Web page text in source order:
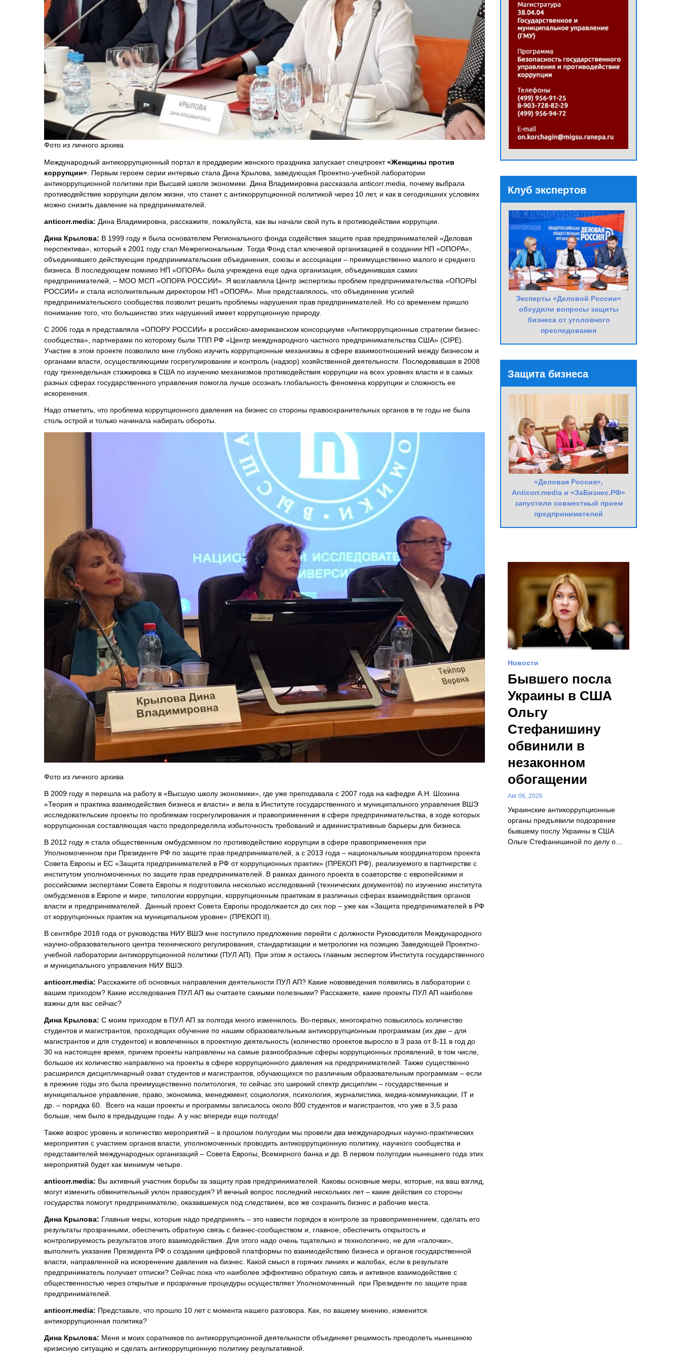
Фото из личного архива
Международный антикоррупционный портал в преддверии женского праздника запускает спецпроект«Женщины против
коррупции» . Первым героем серии интервью стала Дина Крылова, заведующая Проектно-учебной лаборатории
антикоррупционной политики при Высшей школе экономики. Дина Владимировна рассказала anticorr.media, почему выбрала
противодействие коррупции делом жизни, что станет с антикоррупционной политикой через 10 лет, и как в сегодняшних условиях
можно снизить давление на предпринимателей.
anticorr.media: Дина Владимировна, расскажите, пожалуйста, как вы начали свой путь в противодействии коррупции.
Дина Крылова: В 1999 году я была основателем Регионального фонда содействия защите прав предпринимателей «Деловая
перспектива», который к 2001 году стал Межрегиональным. Тогда Фонд стал ключевой организацией в создании НП «ОПОРА»,
объединившего действующие предпринимательские объединения, союзы и ассоциации – преимущественно малого и среднего
бизнеса. В последующем помимо НП «ОПОРА» была учреждена еще одна организация, объединившая самих
предпринимателей, – МОО МСП «ОПОРА РОССИИ». Я возглавляла Центр экспертизы проблем предпринимательства «ОПОРЫ
РОССИИ» и стала исполнительным директором НП «ОПОРА». Мне представлялось, что объединение усилий
предпринимательского сообщества позволит решить проблемы нарушения прав предпринимателей. Но со временем пришло
понимание того, что большинство этих нарушений имеет коррупционную природу.
С 2006 года я представляла «ОПОРУ РОССИИ» в российско-американском консорциуме «Антикоррупционные стратегии бизнес-
сообщества», партнерами по которому были ТПП РФ «Центр международного частного предпринимательства США» (CIPE).
Участие в этом проекте позволило мне глубоко изучить коррупционные механизмы в сфере взаимоотношений между бизнесом и
органами власти, осуществляющими госрегулирование и контроль (надзор) хозяйственной деятельности. Последовавшая в 2008
году трехнедельная стажировка в США по изучению механизмов противодействия коррупции на всех уровнях власти и в самых
разных сферах государственного управления помогла лучше осознать глобальность феномена коррупции и сложность ее
искоренения.
Надо отметить, что проблема коррупционного давления на бизнес со стороны правоохранительных органов в те годы не была
столь острой и только начинала набирать обороты.
Фото из личного архива
В 2009 году я перешла на работу в «Высшую школу экономики», где уже преподавала с 2007 года на кафедре А.Н. Шохина
«Теория и практика взаимодействия бизнеса и власти» и вела в Институте государственного и муниципального управления ВШЭ
исследовательские проекты по проблемам госрегулирования и правоприменения в сфере предпринимательства, в ходе которых
коррупционная составляющая часто предопределяла избыточность требований и административные барьеры для бизнеса.
В 2012 году я стала общественным омбудсменом по противодействию коррупции в сфере правоприменения при
Уполномоченном при Президенте РФ по защите прав предпринимателей, а с 2013 года – национальным координатором проекта
Совета Европы и ЕС «Защита предпринимателей в РФ от коррупционных практик» (ПРЕКОП РФ), реализуемого в партнерстве с
институтом уполномоченных по защите прав предпринимателей. В рамках данного проекта в соавторстве с европейскими и
российскими экспертами Совета Европы я подготовила несколько исследований (технических документов) по изучению института
омбудсменов в Европе и мире, типологии коррупции, коррупционным практикам в различных сферах взаимодействия органов
власти и предпринимателей. Данный проект Совета Европы продолжается до сих пор – уже как «Защита предпринимателей в РФ
от коррупционных практик на муниципальном уровне» (ПРЕКОП II).
В сентябре 2018 года от руководства НИУ ВШЭ мне поступило предложение перейти с должности Руководителя Международного
научно-образовательного центра технического регулирования, стандартизации и метрологии на позицию Заведующей Проектно-
учебной лаборатории антикоррупционной политики (ПУЛ АП). При этом я остаюсь главным экспертом Института государственного
и муниципального управления НИУ ВШЭ.
anticorr.media: Расскажите об основных направления деятельности ПУЛ АП? Какие нововведения появились в лаборатории с
вашим приходом? Какие исследования ПУЛ АП вы считаете самыми полезными? Расскажите, какие проекты ПУЛ АП наиболее
важны для вас сейчас?
Дина Крылова: С моим приходом в ПУЛ АП за полгода много изменилось. Во-первых, многократно повысилось количество
студентов и магистрантов, проходящих обучение по нашим образовательным антикоррупционным программам (их две – для
магистрантов и для студентов) и вовлеченных в проектную деятельность (количество проектов выросло в 3 раза от 8-11 в год до
30 на настоящее время, причем проекты направлены на самые разнообразные сферы коррупционных проявлений, в том числе,
большое их количество направлено на проекты в сфере коррупционного давления на предпринимателей. Также существенно
расширился дисциплинарный охват студентов и магистрантов, обучающихся по различным образовательным программам – если
в прежние годы это была преимущественно политология, то сейчас это широкий спектр дисциплин – государственные и
муниципальное управление, право, экономика, менеджмент, социология, психология, журналистика, медиа-коммуникации, IT и
др. – порядка 60. Всего на наши проекты и программы записалось около 800 студентов и магистрантов, что уже в 3,5 раза
больше, чем было в предыдущие годы. А у нас впереди еще полгода!
Также возрос уровень и количество мероприятий – в прошлом полугодии мы провели два международных научно-практических
мероприятия с участием органов власти, уполномоченных проводить антикоррупционную политику, научного сообщества и
представителей международных организаций – Совета Европы, Всемирного банка и др. В первом полугодии нынешнего года этих
мероприятий будет как минимум четыре.
anticorr.media: Вы активный участник борьбы за защиту прав предпринимателей. Каковы основные меры, которые, на ваш взгляд,
могут изменить обвинительный уклон правосудия? И вечный вопрос последний нескольких лет – какие действия со стороны
государства помогут предпринимателю, оказавшемуся под следствием, все же сохранить бизнес и рабочие места.
Дина Крылова: Главные меры, которые надо предпринять – это навести порядок в контроле за правоприменением, сделать его
результаты прозрачными, обеспечить обратную связь с бизнес-сообществом и, главное, обеспечить открытость и
контролируемость результатов этого взаимодействия. Для этого надо очень тщательно и технологично, не для «галочки»,
выполнить указание Президента РФ о создании цифровой платформы по взаимодействию бизнеса и органов государственной
власти, направленной на искоренение давления на бизнес. Какой смысл в горячих линиях и жалобах, если в результате
предприниматель получает отписки? Сейчас пока что наиболее эффективно обратную связь и активное взаимодействие с
общественностью через открытые и прозрачные процедуры осуществляет Уполномоченный при Президенте по защите прав
предпринимателей.
anticorr.media: Представьте, что прошло 10 лет с момента нашего разговора. Как, по вашему мнению, изменится
антикоррупционная политика?
Дина Крылова: Меня и моих соратников по антикоррупционной деятельности объединяет решимость преодолеть нынешнюю
кризисную ситуацию и сделать антикоррупционную политику результативной.
Клуб экспертов
Эксперты «Деловой России»
обсудили вопросы защиты
бизнеса от уголовного
преследования
Защита бизнеса
«Деловая Россия»,
Anticorr.media и «ЗаБизнес.РФ»
запустили совместный прием
предпринимателей
Новости
Бывшего посла
Украины в США
Ольгу
Стефанишину
обвинили в
незаконном
обогащении
Авг 06, 2026
Украинские антикоррупционные
органы предъявили подозрение
бывшему послу Украины в США
Ольге Стефанишиной по делу о…